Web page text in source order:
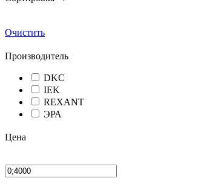
Очистить
Производитель
DKC
IEK
REXANT
ЭРА
Цена